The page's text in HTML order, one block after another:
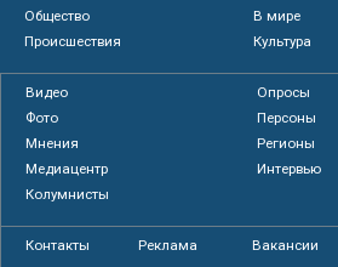
Общество
В мире
Происшествия
Культура
Видео
Опросы
Фото
Персоны
Мнения
Регионы
Медиацентр
Интервью
Колумнисты
Контакты Реклама Вакансии